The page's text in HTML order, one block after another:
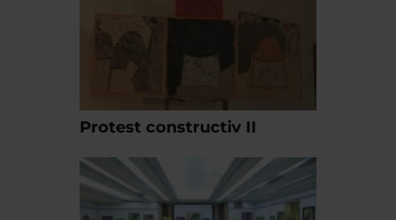
Protest constructiv II